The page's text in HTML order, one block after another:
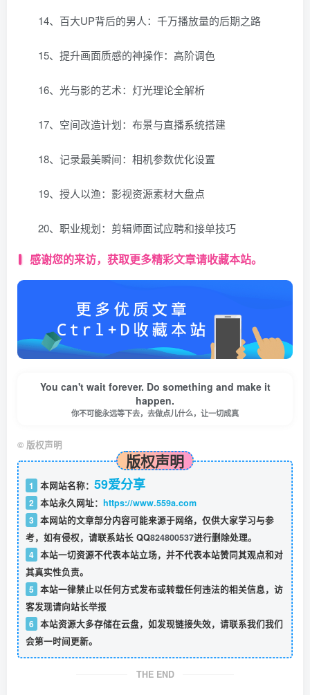
14、百大UP背后的男人：千万播放量的后期之路
15、提升画面质感的神操作：高阶调色
16、光与影的艺术：灯光理论全解析
17、空间改造计划：布景与直播系统搭建
18、记录最美瞬间：相机参数优化设置
19、授人以渔：影视资源素材大盘点
20、职业规划：剪辑师面试应聘和接单技巧
感谢您的来访，获取更多精彩文章请收藏本站。
You can't wait forever. Do something and make it
happen.
你不可能永远等下去，去做点儿什么，让一切成真
© 版权声明
版权声明
1 本网站名称： 59爱分享
2 本站永久网址： https://www.559a.com
3 本网站的文章部分内容可能来源于网络，仅供大家学习与参
考，如有侵权，请联系站长 QQ824800537进行删除处理。
4 本站一切资源不代表本站立场，并不代表本站赞同其观点和对
其真实性负责。
5 本站一律禁止以任何方式发布或转载任何违法的相关信息，访
客发现请向站长举报
6 本站资源大多存储在云盘，如发现链接失效，请联系我们我们
会第一时间更新。
THE END